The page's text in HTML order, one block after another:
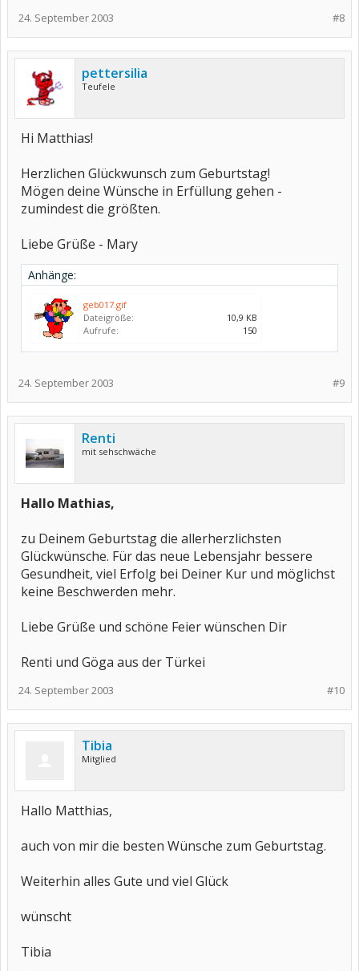
#8
24. September 2003
pettersilia
Teufele
Hi Matthias!
Herzlichen Glückwunsch zum Geburtstag!
Mögen deine Wünsche in Erfüllung gehen -
zumindest die größten.
Liebe Grüße - Mary
Anhänge:
geb017.gif
Dateigröße:
10,9 KB
Aufrufe:
150
#9
24. September 2003
Renti
mit sehschwäche
Hallo Mathias,
zu Deinem Geburtstag die allerherzlichsten
Glückwünsche. Für das neue Lebensjahr bessere
Gesundheit, viel Erfolg bei Deiner Kur und möglichst
keine Beschwerden mehr.
Liebe Grüße und schöne Feier wünschen Dir
Renti und Göga aus der Türkei
#10
24. September 2003
Tibia
Mitglied
Hallo Matthias,
auch von mir die besten Wünsche zum Geburtstag.
Weiterhin alles Gute und viel Glück
wünscht
Tibia